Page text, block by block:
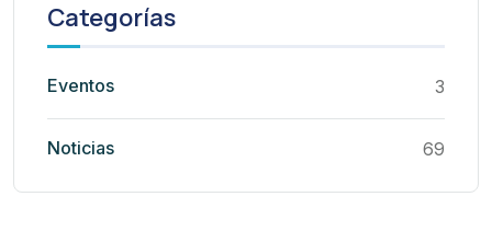
Categorías
Eventos 3
Noticias 69